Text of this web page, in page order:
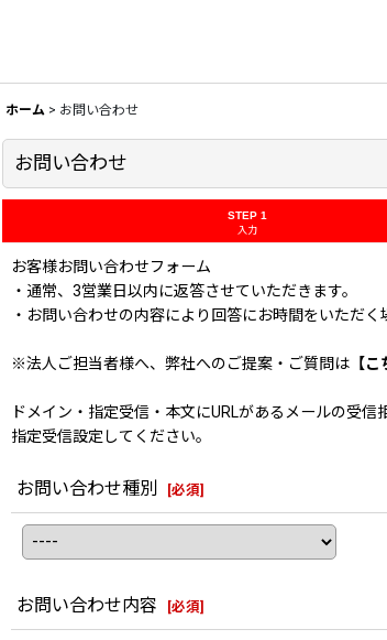
ホーム > お問い合わせ
お問い合わせ
STEP 1
入力
お客様お問い合わせフォーム
・通常、3営業日以内に返答させていただきます。
・お問い合わせの内容により回答にお時間をいただ
※法人ご担当者様へ、弊社へのご提案・ご質問は 【こ
ドメイン・指定受信・本文にURLがあるメールの受
指定受信設定してください。
お問い合わせ種別 [必須]
お問い合わせ内容 [必須]